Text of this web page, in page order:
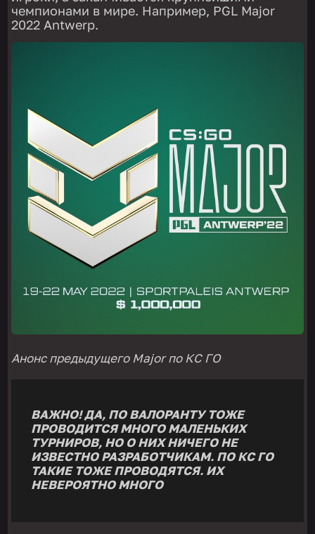
чемпионами в мире. Например, PGL Major
2022 Antwerp.
Анонс предыдущего Major по КС ГО
ВАЖНО! ДА, ПО ВАЛОРАНТУ ТОЖЕ
ПРОВОДИТСЯ МНОГО МАЛЕНЬКИХ
ТУРНИРОВ, НО О НИХ НИЧЕГО НЕ
ИЗВЕСТНО РАЗРАБОТЧИКАМ. ПО КС ГО
ТАКИЕ ТОЖЕ ПРОВОДЯТСЯ. ИХ
НЕВЕРОЯТНО МНОГО